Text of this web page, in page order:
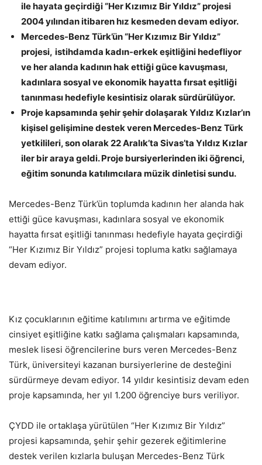
ile hayata geçirdiği “Her Kızımız Bir Yıldız” projesi
2004 yılından itibaren hız kesmeden devam ediyor.
Mercedes-Benz Türk’ün “Her Kızımız Bir Yıldız”
projesi, istihdamda kadın-erkek eşitliğini hedefliyor
ve her alanda kadının hak ettiği güce kavuşması,
kadınlara sosyal ve ekonomik hayatta fırsat eşitliği
tanınması hedefiyle kesintisiz olarak sürdürülüyor.
Proje kapsamında şehir şehir dolaşarak Yıldız Kızlar’ın
kişisel gelişimine destek veren Mercedes-Benz Türk
yetkilileri, son olarak 22 Aralık’ta Sivas’ta Yıldız Kızlar
iler bir araya geldi. Proje bursiyerlerinden iki öğrenci,
eğitim sonunda katılımcılara müzik dinletisi sundu.
Mercedes-Benz Türk’ün toplumda kadının her alanda hak
ettiği güce kavuşması, kadınlara sosyal ve ekonomik
hayatta fırsat eşitliği tanınması hedefiyle hayata geçirdiği
“Her Kızımız Bir Yıldız” projesi topluma katkı sağlamaya
devam ediyor.
Kız çocuklarının eğitime katılımını artırma ve eğitimde
cinsiyet eşitliğine katkı sağlama çalışmaları kapsamında,
meslek lisesi öğrencilerine burs veren Mercedes-Benz
Türk, üniversiteyi kazanan bursiyerlerine de desteğini
sürdürmeye devam ediyor. 14 yıldır kesintisiz devam eden
proje kapsamında, her yıl 1.200 öğrenciye burs veriliyor.
ÇYDD ile ortaklaşa yürütülen “Her Kızımız Bir Yıldız”
projesi kapsamında, şehir şehir gezerek eğitimlerine
destek verilen kızlarla buluşan Mercedes-Benz Türk